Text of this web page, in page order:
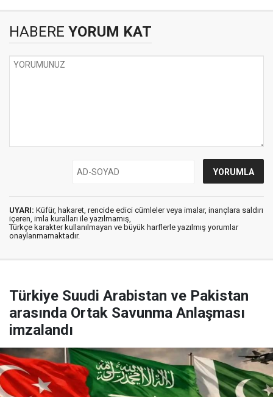
HABERE YORUM KAT
UYARI: Küfür, hakaret, rencide edici cümleler veya imalar, inançlara saldırı
içeren, imla kuralları ile yazılmamış,
Türkçe karakter kullanılmayan ve büyük harflerle yazılmış yorumlar
onaylanmamaktadır.
Türkiye Suudi Arabistan ve Pakistan
arasında Ortak Savunma Anlaşması
imzalandı